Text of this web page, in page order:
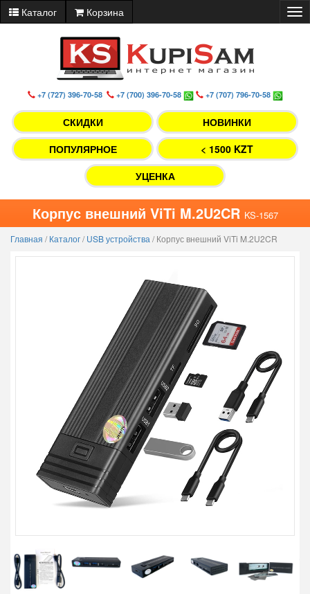
Каталог Корзина
+7 (727) 396-70-58 +7 (700) 396-70-58 +7 (707) 796-70-58
СКИДКИ
НОВИНКИ
ПОПУЛЯРНОЕ
< 1500 KZT
УЦЕНКА
Корпус внешний ViTi M.2U2CR KS-1567
Главная /Каталог/USB устройства /Корпус внешний ViTi M.2U2CR